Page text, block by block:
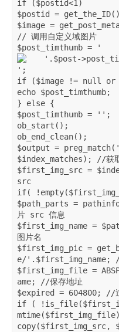
if ($postid<1)
$postid =
$image =
// 调用自定义域图片
$post_timthumb = '
';
if ($image != null
echo $post_timthumb;
} else {
$post_timthumb = '';
ob_start();
ob_end_clean();
$output =
$index_matches); //获取
$first_img_src =
src
if(
$path_parts =
片 src 信息
$first_img_name =
图片名
$first_img_pic =
e/'.$first_img_name; //
$first_img_file =
ame; //保存地址
$expired = 604800; //
if (
copy($first_img_src,